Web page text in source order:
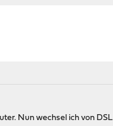
Nun wechsel ich von